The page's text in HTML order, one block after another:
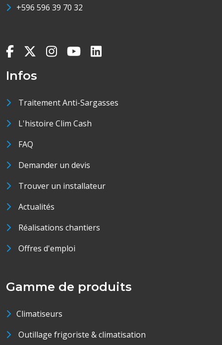
+596 596 39 70 32
Infos
Traitement Anti-Sargasses
L'histoire Clim Cash
FAQ
Demander un devis
Trouver un installateur
Actualités
Réalisations chantiers
Offres d'emploi
Gamme de produits
Climatiseurs
Outillage frigoriste & climatisation